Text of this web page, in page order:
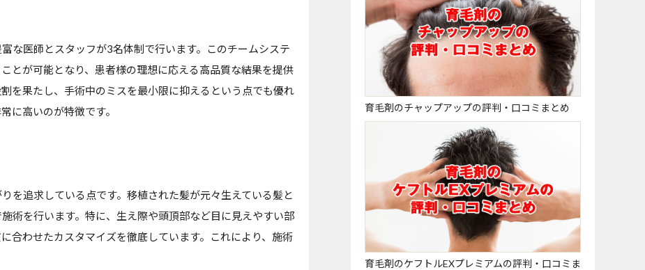
な医師とスタッフが3名体制で行います。このチームシステ
とが可能となり、患者様の理想に応える高品質な結果を提供
を果たし、手術中のミスを最小限に抑えるという点でも優れ
に高いのが特徴です。
を追求している点です。移植された髪が元々生えている髪と
術を行います。特に、生え際や頭頂部など目に見えやすい部
合わせたカスタマイズを徹底しています。これにより、施術
育毛剤のチャップアップの評判・口コミまとめ
育毛剤のケフトルEXプレミアムの評判・口コミま